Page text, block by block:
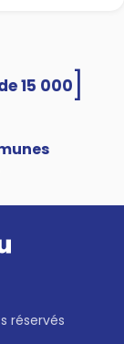
réservés